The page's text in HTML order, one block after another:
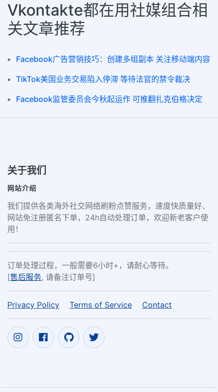
Vkontakte都在用社媒组合相
关文章推荐
Facebook广告营销技巧：创建多组副本 关注移动端内容
TikTok美国业务交易陷入停滞 等待法官的禁令裁决
Facebook监管委员会今秋起运作 可推翻扎克伯格决定
关于我们
网站介绍
我们提供各类海外社交网络刷粉点赞服务，速度快质量好、
网站免注册匿名下单，24h自动处理订单，欢迎新老客户使
用！
订单处理过程，一般需要6小时+，请耐心等待。
[售后服务, 请备注订单号]
Privacy Policy Terms of Service Contact